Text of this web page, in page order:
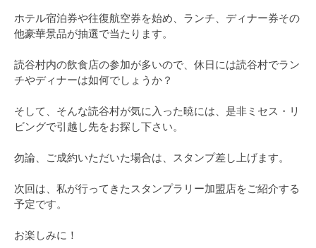
ホテル宿泊券や往復航空券を始め、ランチ、ディナー券その
他豪華景品が抽選で当たります。
読谷村内の飲食店の参加が多いので、休日には読谷村でラン
チやディナーは如何でしょうか？
そして、そんな読谷村が気に入った暁には、是非ミセス・リ
ビングで引越し先をお探し下さい。
勿論、ご成約いただいた場合は、スタンプ差し上げます。
次回は、私が行ってきたスタンプラリー加盟店をご紹介する
予定です。
お楽しみに！